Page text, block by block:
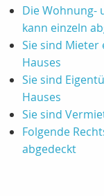
Die Wohnung-
kann einzeln
Sie sind
Hauses
Sie sind
Hauses
Sie sind
Folgende
abgedeckt